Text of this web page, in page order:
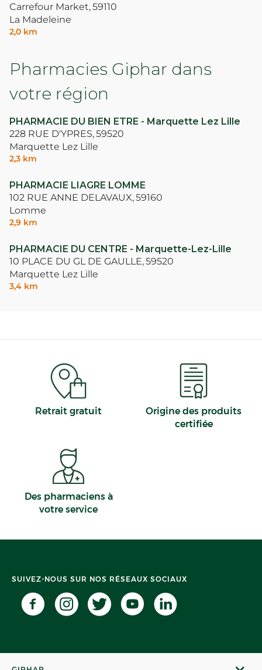
Carrefour Market,59110
La Madeleine
2,0 km
Pharmacies Giphar dans
votre région
PHARMACIE DU BIEN ETRE - Marquette Lez Lille
228 RUE D'YPRES,59520
Marquette Lez Lille
2,3 km
PHARMACIE LIAGRE LOMME
102 RUE ANNE DELAVAUX,59160
Lomme
2,9 km
PHARMACIE DU CENTRE - Marquette-Lez-Lille
10 PLACE DU GL DE GAULLE,59520
Marquette Lez Lille
3,4 km
Retrait gratuit
Origine des produits
certifiée
Des pharmaciens à
votre service
SUIVEZ-NOUS SUR NOS RÉSEAUX SOCIAUX